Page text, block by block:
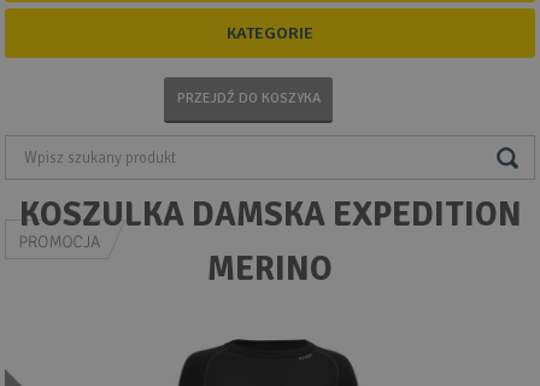
KATEGORIE
PRZEJDŹ DO KOSZYKA
KOSZULKA DAMSKA EXPEDITION
MERINO